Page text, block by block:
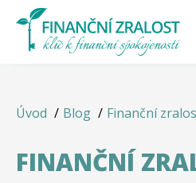
Úvod Blog Finanční
FINANČNÍ